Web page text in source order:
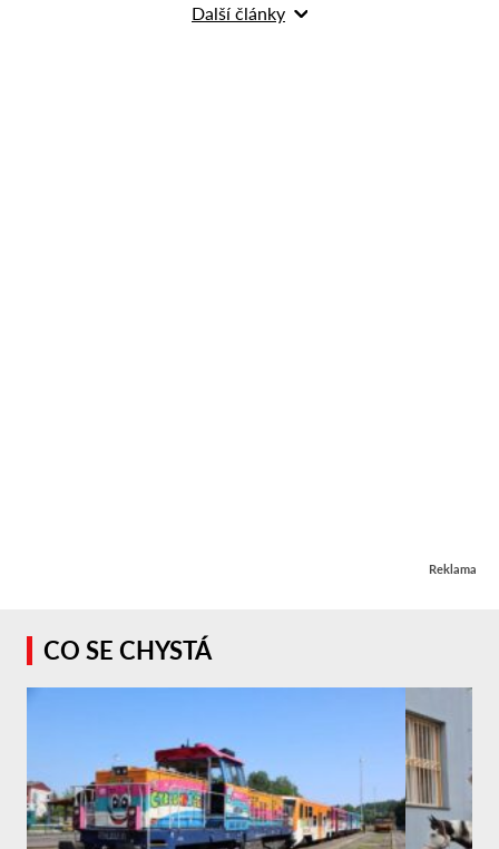
Další články
Reklama
CO SE CHYSTÁ